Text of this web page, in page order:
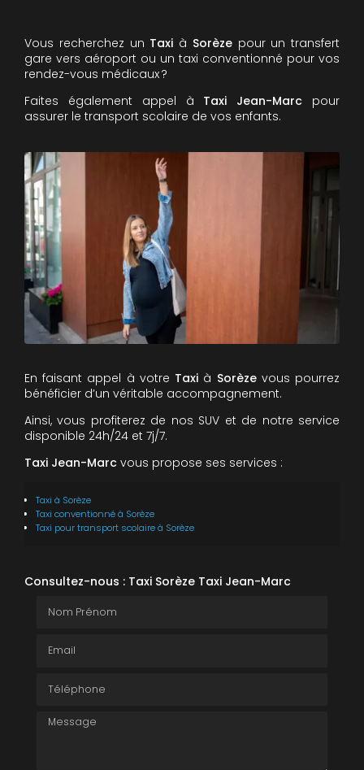
Vous recherchez un Taxi à Sorèzepour un transfert
gare vers aéroport ou un taxi conventionné pour vos
rendez-vous médicaux ?
Faites également appel à Taxi Jean-Marc pour
assurer le transport scolaire de vos enfants.
En faisant appel à votre Taxi à Sorèzevous pourrez
bénéficier d’un véritable accompagnement.
Ainsi, vous profiterez de nos SUV et de notre service
disponible 24h/24 et 7j/7.
Taxi Jean-Marc vous propose ses services :
Taxi à Sorèze
Taxi conventionnéà Sorèze
Taxi pour transport scolaireà Sorèze
Consultez-nous : Taxi Sorèze Taxi Jean-Marc
Message